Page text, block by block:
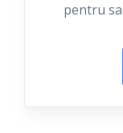
pentru